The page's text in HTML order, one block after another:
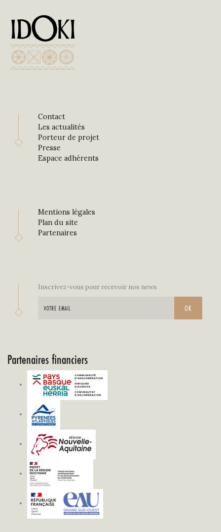
Contact
Les actualités
Porteur de projet
Presse
Espace adhérents
Mentions légales
Plan du site
Partenaires
Inscrivez-vous pour recevoir nos news
Partenaires financiers